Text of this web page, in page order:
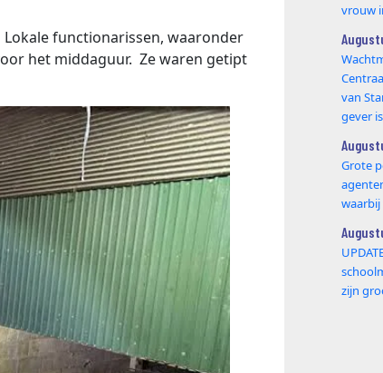
functionarissen, waaronder
het middaguur. Ze waren getipt
vrouw
van
gever
Grote
zijn